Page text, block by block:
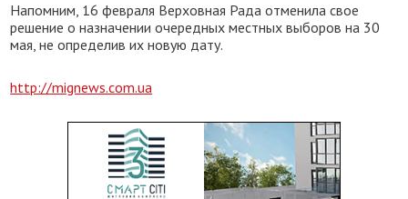
Напомним, 16 февраля Верховная Рада отменила свое
решение о назначении очередных местных выборов на 30
мая, не определив их новую дату.
http://mignews.com.ua